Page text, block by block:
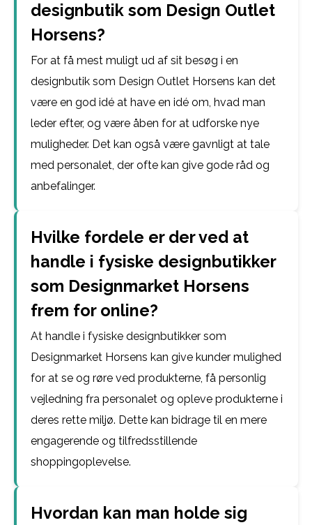
designbutik som Design Outlet
Horsens?
For at få mest muligt ud af sit besøg i en
designbutik som Design Outlet Horsens kan det
være en god idé at have en idé om, hvad man
leder efter, og være åben for at udforske nye
muligheder. Det kan også være gavnligt at tale
med personalet, der ofte kan give gode råd og
anbefalinger.
Hvilke fordele er der ved at
handle i fysiske designbutikker
som Designmarket Horsens
frem for online?
At handle i fysiske designbutikker som
Designmarket Horsens kan give kunder mulighed
for at se og røre ved produkterne, få personlig
vejledning fra personalet og opleve produkterne i
deres rette miljø. Dette kan bidrage til en mere
engagerende og tilfredsstillende
shoppingoplevelse.
Hvordan kan man holde sig